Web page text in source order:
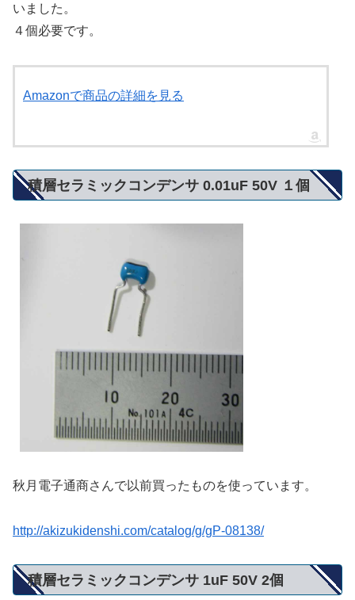
いました。
４個必要です。
Amazonで商品の詳細を見る
積層セラミックコンデンサ 0.01uF 50V １個
秋月電子通商さんで以前買ったものを使っています。
http://akizukidenshi.com/catalog/g/gP-08138/
積層セラミックコンデンサ 1uF 50V 2個